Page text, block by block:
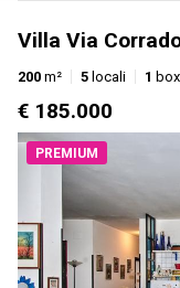
Villa Via
200 m² 5 locali 1 box
€ 185.000
PREMIUM